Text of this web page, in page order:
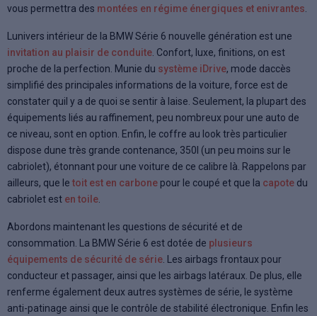
vous permettra des montées en régime énergiques et enivrantes.
Lunivers intérieur de la BMW Série 6 nouvelle génération est une
invitation au plaisir de conduite. Confort, luxe, finitions, on est
proche de la perfection. Munie du système iDrive, mode daccès
simplifié des principales informations de la voiture, force est de
constater quil y a de quoi se sentir à laise. Seulement, la plupart des
équipements liés au raffinement, peu nombreux pour une auto de
ce niveau, sont en option. Enfin, le coffre au look très particulier
dispose dune très grande contenance, 350l (un peu moins sur le
cabriolet), étonnant pour une voiture de ce calibre là. Rappelons par
ailleurs, que le toit est en carbone pour le coupé et que la capote du
cabriolet est en toile.
Abordons maintenant les questions de sécurité et de
consommation. La BMW Série 6 est dotée de plusieurs
équipements de sécurité de série. Les airbags frontaux pour
conducteur et passager, ainsi que les airbags latéraux. De plus, elle
renferme également deux autres systèmes de série, le système
anti-patinage ainsi que le contrôle de stabilité électronique. Enfin les